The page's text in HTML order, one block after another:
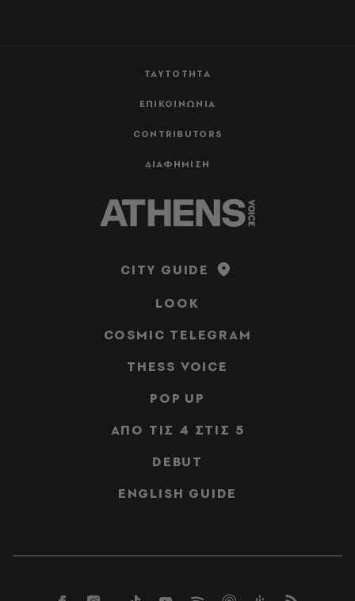
ΤΑΥΤΟΤΗΤΑ
ΕΠΙΚΟΙΝΩΝΙΑ
CONTRIBUTORS
ΔΙΑΦΗΜΙΣΗ
CITY GUIDE
LOOK
COSMIC TELEGRAM
THESS VOICE
POP UP
ΑΠΟ ΤΙΣ 4 ΣΤΙΣ 5
DEBUT
ENGLISH GUIDE